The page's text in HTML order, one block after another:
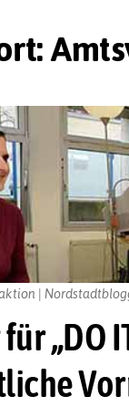
„DO
|